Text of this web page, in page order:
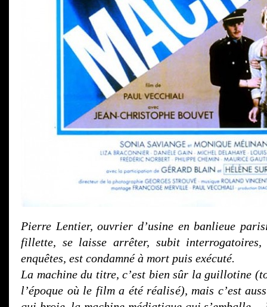
Pierre Lentier, ouvrier d’usine en banlieue
fillette, se laisse arrêter, subit interrogatoires,
enquêtes, est condamné à mort puis exécuté.
La machine du titre, c’est bien sûr la guillotine
l’époque où le film a été réalisé), mais c’est